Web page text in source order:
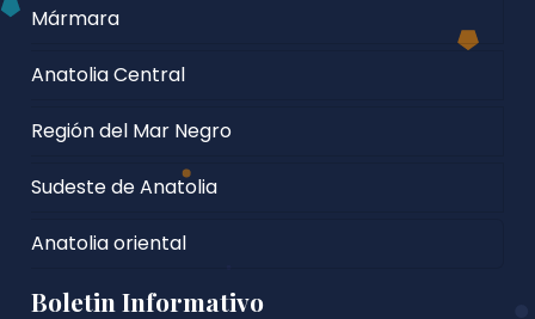
Mármara
Anatolia Central
Región del Mar Negro
Sudeste de Anatolia
Anatolia oriental
Boletin Informativo